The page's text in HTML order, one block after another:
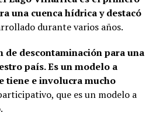
una cuenca hídrica y destacó
durante varios años.
de descontaminación para una
país. Es un modelo a
tiene e involucra mucho
que es un modelo a